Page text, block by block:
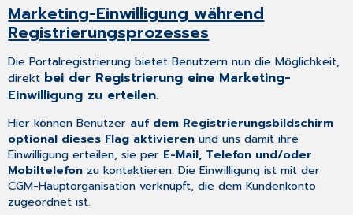
Fehlerbehebungen
Plattform
Startseite
MYORG
Allgemein
Marketing-Einwilligung während
Registrierungsprozesses
Die Portalregistrierung bietet Benutzern nun die Möglichkeit,
direkt bei der Registrierung eine Marketing-
Einwilligung zu erteilen.
Hier können Benutzer auf dem Registrierungsbildschirm
optional dieses Flag aktivieren und uns damit ihre
Einwilligung erteilen, sie per E-Mail, Telefon und/oder
Mobiltelefon zu kontaktieren. Die Einwilligung ist mit der
CGM-Hauptorganisation verknüpft, die dem Kundenkonto
zugeordnet ist.